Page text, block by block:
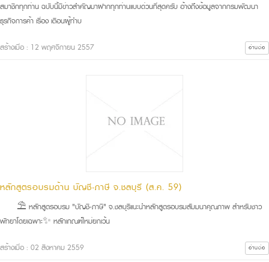
สมาชิกทุกท่าน ฉบับนี้มีข่าวสำคัญมาฝากทุกท่านแบบด่วนที่สุดครับ อ้างถึงข้อมูลจากกรมพัฒนา
ธุรกิจการค้า เรื่อง เตือนผู้ทำบ
สร้างเมื่อ : 12 พฤศจิกายน 2557 อ่านต่อ
หลักสูตรอบรมด้าน บัญชี-ภาษี จ.ชลบุรี (ส.ค. 59)
⛱ หลักสูตรอบรม "บัญชี-ภาษี" จ.ชลบุรีแนะนำหลักสูตรอบรมสัมมนาคุณภาพ สำหรับชาว
พัทยาโดยเฉพาะ✨ หลักเกณฑ์ใหม่ยกเว้น
สร้างเมื่อ : 02 สิงหาคม 2559 อ่านต่อ